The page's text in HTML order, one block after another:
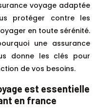
voyage adaptée
protéger contre les
en toute sérénité.
une assurance
donne les clés pour
de vos besoins.
est essentielle
en france